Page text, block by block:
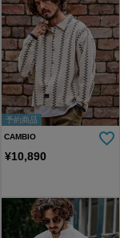
予約商品
CAMBIO
¥10,890